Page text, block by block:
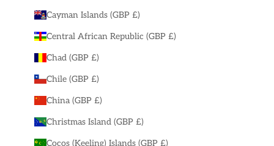
Cayman Islands (GBP £)
Central African Republic (GBP £)
Chad (GBP £)
Chile (GBP £)
China (GBP £)
Christmas Island (GBP £)
Cocos (Keeling) Islands (GBP £)